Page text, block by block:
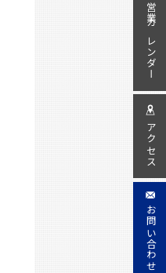
営業カレンダー
アクセス
お問い合わせ